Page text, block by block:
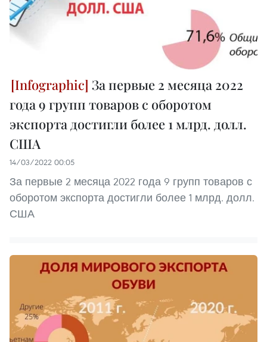
За первые 2 месяца 2022
года 9 групп товаров с оборотом
экспорта достигли более 1 млрд. долл.
США
14/03/2022 00:05
За первые 2 месяца 2022 года 9 групп товаров с
оборотом экспорта достигли более 1 млрд. долл.
США